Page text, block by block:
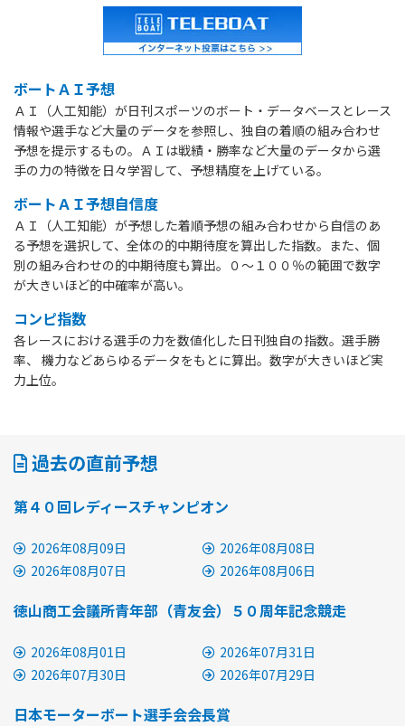
ボートＡＩ予想
ＡＩ（人工知能）が日刊スポーツのボート・データベースとレース
情報や選手など大量のデータを参照し、独自の着順の組み合わせ
予想を提示するもの。ＡＩは戦績・勝率など大量のデータから選
手の力の特徴を日々学習して、予想精度を上げている。
ボートＡＩ予想自信度
ＡＩ（人工知能）が予想した着順予想の組み合わせから自信のあ
る予想を選択して、全体の的中期待度を算出した指数。また、個
別の組み合わせの的中期待度も算出。０～１００％の範囲で数字
が大きいほど的中確率が高い。
コンピ指数
各レースにおける選手の力を数値化した日刊独自の指数。選手勝
率、 機力などあらゆるデータをもとに算出。数字が大きいほど実
力上位。
過去の直前予想
第４０回レディースチャンピオン
2026年08月09日
2026年08月08日
2026年08月07日
2026年08月06日
徳山商工会議所青年部（青友会）５０周年記念競走
2026年08月01日
2026年07月31日
2026年07月30日
2026年07月29日
日本モーターボート選手会会長賞